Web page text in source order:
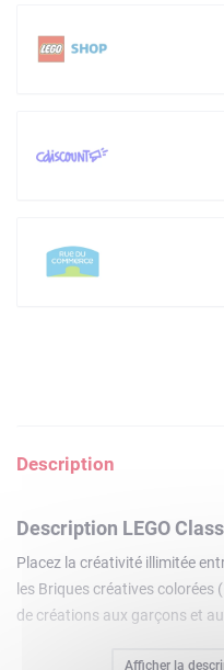
Description
Description LEGO
Placez la créativité illimitée
les Briques créatives
de créations aux garçons et
Afficher la